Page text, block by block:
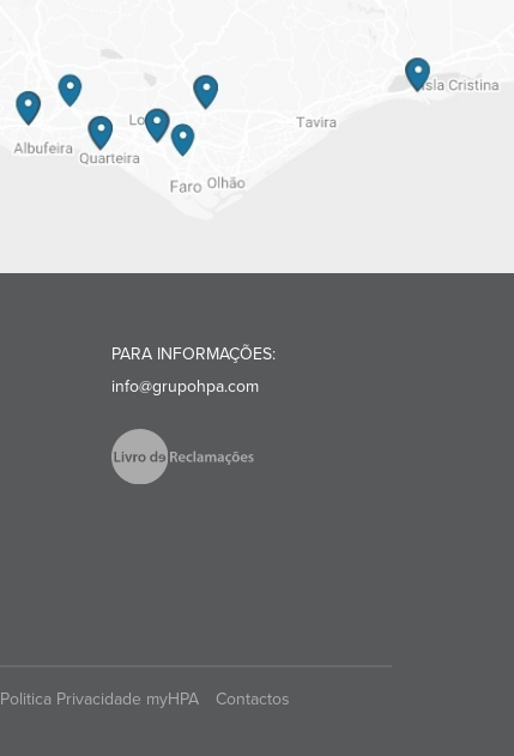
PARA INFORMAÇÕES:
info@grupohpa.com
Politica Privacidade myHPA Contactos